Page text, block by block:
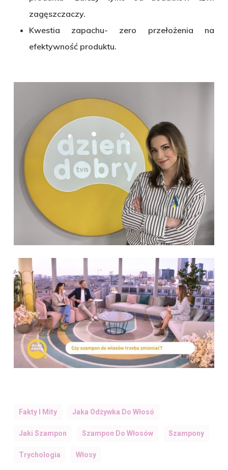
zagęszczaczy.
Kwestia zapachu- zero przełożenia na
efektywność produktu.
Fakty I Mity Jaka Odżywka Do Włosó
Jaki Szampon Szampon Do Włosów Szampony
Trychologia Włosy